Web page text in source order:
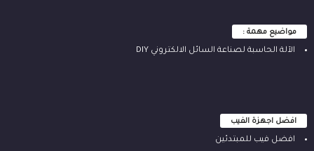
مواضيع مهمة :
الآلة ‫الحاسبة لصناعة السائل الالكتروني‬ DIY
افضل اجهزة الفيب
افضل فيب للمبتدئين